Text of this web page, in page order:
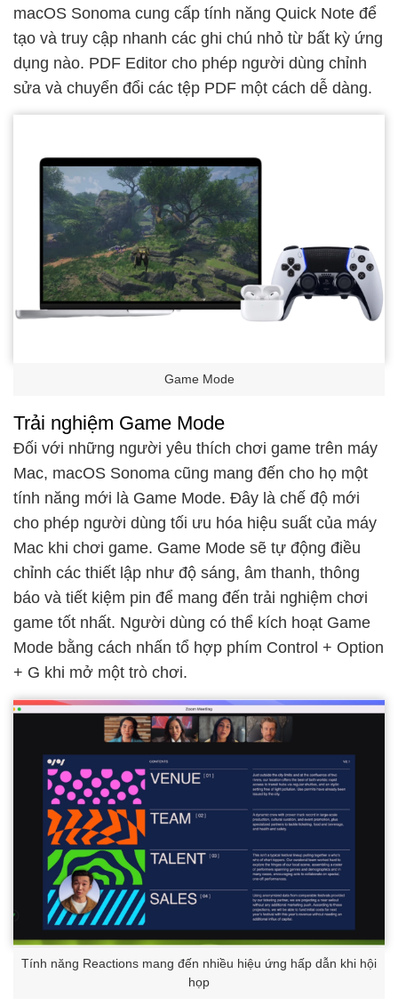
macOS Sonoma cung cấp tính năng Quick Note để
tạo và truy cập nhanh các ghi chú nhỏ từ bất kỳ ứng
dụng nào. PDF Editor cho phép người dùng chỉnh
sửa và chuyển đổi các tệp PDF một cách dễ dàng.
Game Mode
Trải nghiệm Game Mode
Đối với những người yêu thích chơi game trên máy
Mac, macOS Sonoma cũng mang đến cho họ một
tính năng mới là Game Mode. Đây là chế độ mới
cho phép người dùng tối ưu hóa hiệu suất của máy
Mac khi chơi game. Game Mode sẽ tự động điều
chỉnh các thiết lập như độ sáng, âm thanh, thông
báo và tiết kiệm pin để mang đến trải nghiệm chơi
game tốt nhất. Người dùng có thể kích hoạt Game
Mode bằng cách nhấn tổ hợp phím Control + Option
+ G khi mở một trò chơi.
Tính năng Reactions mang đến nhiều hiệu ứng hấp dẫn khi hội
họp